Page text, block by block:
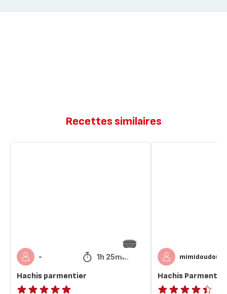
Recettes similaires
- 1h 25min
Hachis parmentier Hachis Parmentier